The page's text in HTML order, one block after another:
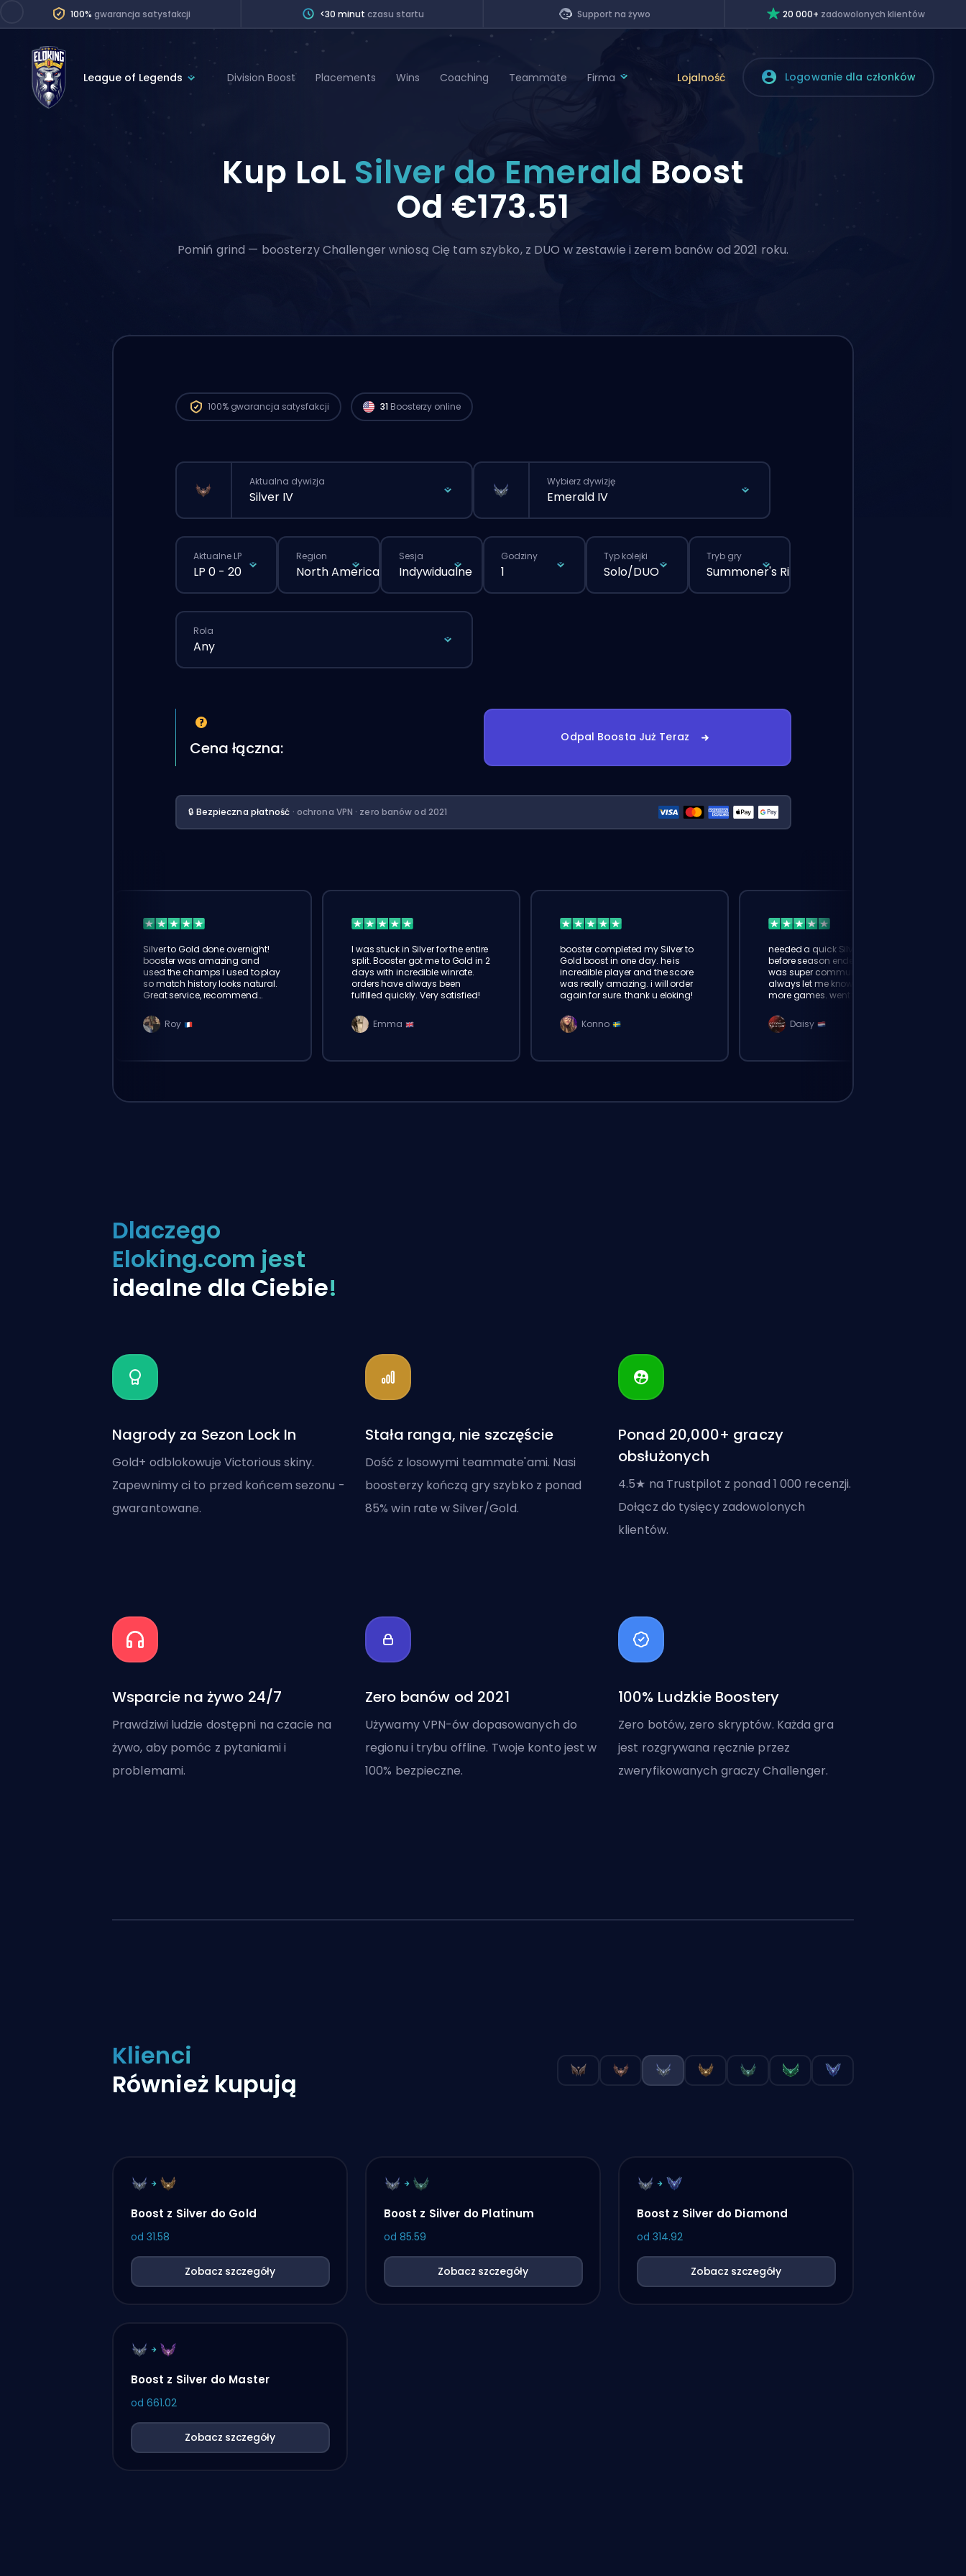
100% gwarancja satysfakcji <30 minutczasu startu Support na żywo 20 000+ zadowolonych klientów
League of Legends
Division Boost
Division Boost Placements Wins Coaching Teammate Firma Lojalność Logowanie dla członków
Kup LoL Silver do Emerald Boost
Od €173.51
Pomiń grind — boosterzy Challenger wniosą Cię tam szybko, z DUO w zestawie i zerem banów od 2021 roku.
100% gwarancja satysfakcji 31 Boosterzy online
Aktualna dywizja
Silver IV
Wybierz dywizję
Emerald IV
Aktualne LP
LP 0 - 20
Region
North America
Sesja
Indywidualne
Godziny
1
Typ kolejki
Solo/DUO
Tryb gry
Summoner's Rift
Rola
Any
Cena łączna:
Odpal Boosta Już Teraz
🔒 Bezpieczna płatność · ochrona VPN · zero banów od 2021
Silver to Gold done overnight!
booster was amazing and
used the champs I used to play
so match history looks natural.
Great service, recommend
Roy
I was stuck in Silver for the entire
split. Booster got me to Gold in 2
days with incredible winrate.
orders have always been
fulfilled quickly. Very satisfied!
Emma
booster completed my Silver to
Gold boost in one day. he is
incredible player and the score
was really amazing. i will order
again for sure. thank u eloking!
Konno
needed a quick Silver boost
before season ended. booster
was super communicative,
always let me know how many
more games. went from Silver 2
Daisy
Dlaczego
Eloking.com jest
idealne dla Ciebie!
Nagrody za Sezon Lock In
Gold+ odblokowuje Victorious skiny.
Zapewnimy ci to przed końcem sezonu -
gwarantowane.
Stała ranga, nie szczęście
Dość z losowymi teammate'ami. Nasi
boosterzy kończą gry szybko z ponad
85% win rate w Silver/Gold.
Ponad 20,000+ graczy
obsłużonych
4.5★ na Trustpilot z ponad 1 000 recenzji.
Dołącz do tysięcy zadowolonych
klientów.
Wsparcie na żywo 24/7
Prawdziwi ludzie dostępni na czacie na
żywo, aby pomóc z pytaniami i
problemami.
Zero banów od 2021
Używamy VPN-ów dopasowanych do
regionu i trybu offline. Twoje konto jest w
100% bezpieczne.
100% Ludzkie Boostery
Zero botów, zero skryptów. Każda gra
jest rozgrywana ręcznie przez
zweryfikowanych graczy Challenger.
Klienci
Również kupują
Boost z Silver do Gold
od 31.58
Zobacz szczegóły
Boost z Silver do Platinum
od 85.59
Zobacz szczegóły
Boost z Silver do Diamond
od 314.92
Zobacz szczegóły
Boost z Silver do Master
od 661.02
Zobacz szczegóły